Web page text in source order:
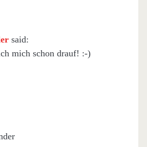
said:
mich schon drauf! :-)